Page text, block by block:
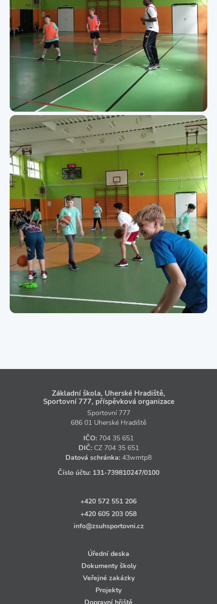
Základní škola, Uherské Hradiště,
Sportovní 777, příspěvková organizace
Sportovní 777
686 01 Uherské Hradiště
IČO: 704 35 651
DIČ: CZ 704 35 651
Datová schránka: 43wmtp8
Číslo účtu: 131‑739810247/0100
+420 572 551 206
+420 605 203 058
info@zsuhsportovni.cz
Úřední deska
Dokumenty školy
Veřejné zakázky
Projekty